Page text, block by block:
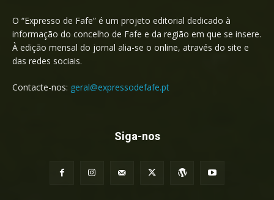
O “Expresso de Fafe” é um projeto editorial dedicado à
informação do concelho de Fafe e da região em que se insere.
À edição mensal do jornal alia-se o online, através do site e
das redes sociais.
Contacte-nos: geral@expressodefafe.pt
Siga-nos